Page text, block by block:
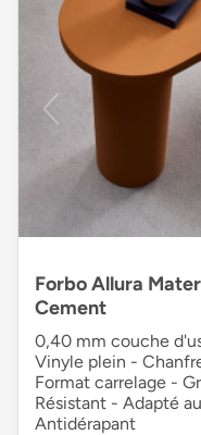
Forbo Allura
Cement
0,40 mm couche
Vinyle plein -
Format carrelage -
Résistant - Adapté
Antidérapant